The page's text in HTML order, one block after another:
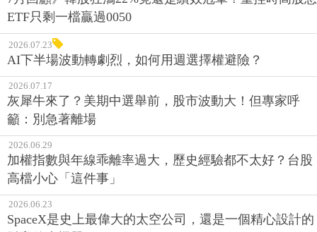
ETF只剩一檔贏過0050
2026.07.23
AI下半場波動轉劇烈，如何用週選擇權避險？
2026.07.17
灰犀牛來了？美期中選舉前，股市波動大！但專家呼
籲：別急著離場
2026.06.29
加權指數與年線乖離率過大，歷史經驗都不太好？台股
高檔小心「這件事」
2026.06.23
SpaceX是史上最偉大的太空公司，還是一個精心設計的